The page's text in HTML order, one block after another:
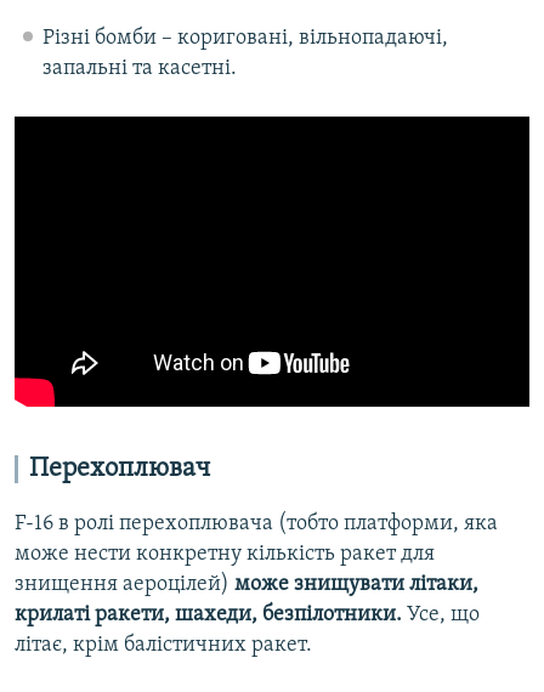
Різні бомби – кориговані, вільнопадаючі,
запальні та касетні.
Перехоплювач
F-16 в ролі перехоплювача (тобто платформи, яка
може нести конкретну кількість ракет для
знищення аероцілей) може знищувати літаки,
крилаті ракети, шахеди, безпілотники. Усе, що
літає, крім балістичних ракет.